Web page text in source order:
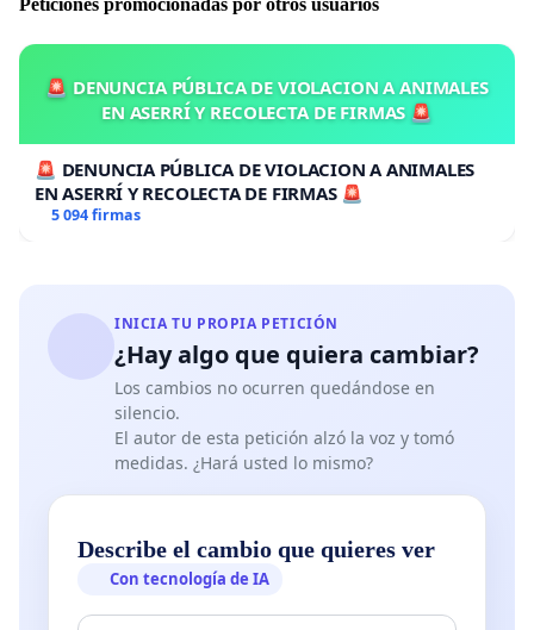
Peticiones promocionadas por otros usuarios
🚨 DENUNCIA PÚBLICA DE VIOLACION A ANIMALES
EN ASERRÍ Y RECOLECTA DE FIRMAS 🚨
🚨 DENUNCIA PÚBLICA DE VIOLACION A ANIMALES
EN ASERRÍ Y RECOLECTA DE FIRMAS 🚨
5 094 firmas
INICIA TU PROPIA PETICIÓN
¿Hay algo que quiera cambiar?
Los cambios no ocurren quedándose en
silencio.
El autor de esta petición alzó la voz y tomó
medidas. ¿Hará usted lo mismo?
Describe el cambio que quieres ver
Con tecnología de IA